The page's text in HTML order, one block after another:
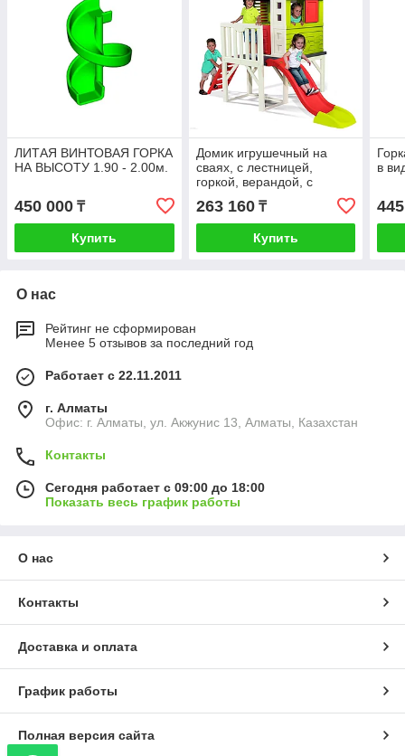
ЛИТАЯ ВИНТОВАЯ ГОРКА
НА ВЫСОТУ 1.90 - 2.00м.
450 000 ₸
Купить
Домик игрушечный на
сваях, с лестницей,
горкой, верандой, с
дверью, ставнями на
окнах
263 160₸
Купить
в
О нас
Рейтинг не сформирован
Менее 5 отзывов за последний год
Работает с 22.11.2011
г. Алматы
Офис: г. Алматы, ул. Акжунис 13, Алматы, Казахстан
Контакты
Сегодня работает с 09:00 до 18:00
Показать весь график работы
О нас
Контакты
Доставка и оплата
График работы
Полная версия сайта